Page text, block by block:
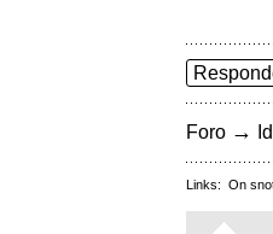
Foro →
Links: On